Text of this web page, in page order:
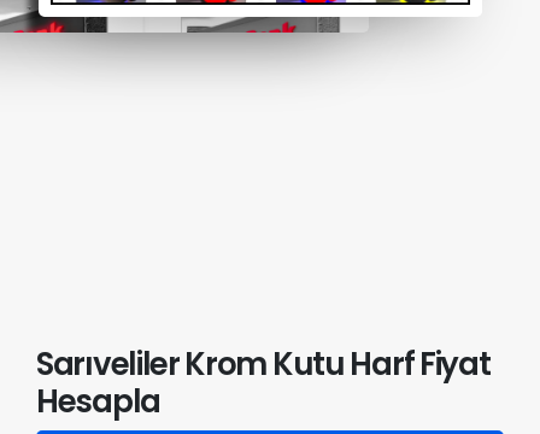
Sarıveliler Krom Kutu Harf Fiyat
Hesapla